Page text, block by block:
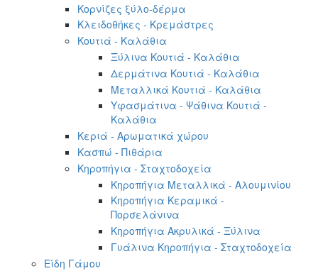
Κορνίζες ξύλο-δέρμα
Κλειδοθήκες - Κρεμάστρες
Κουτιά - Καλάθια
Ξύλινα Κουτιά - Καλάθια
Δερμάτινα Κουτιά - Καλάθια
Μεταλλικά Κουτιά - Καλάθια
Υφασμάτινα - Ψάθινα Κουτιά -
Καλάθια
Κεριά - Αρωματικά χώρου
Κασπώ - Πιθάρια
Κηροπήγια - Σταχτοδοχεία
Κηροπήγια Μεταλλικά - Αλουμινίου
Κηροπήγια Κεραμικά -
Πορσελάνινα
Κηροπήγια Ακρυλικά - Ξύλινα
Γυάλινα Κηροπήγια - Σταχτοδοχεία
Είδη Γάμου